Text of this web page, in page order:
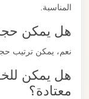
المناسبة.
هل يمكن حجز
نعم، يمكن ترتيب
هل يمكن
معتادة؟